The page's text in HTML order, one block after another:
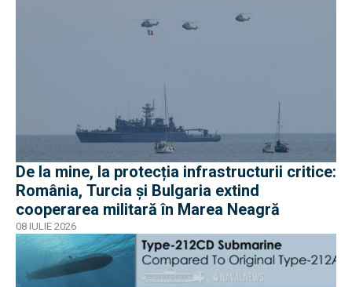
De la mine, la protecția infrastructurii critice:
România, Turcia și Bulgaria extind
cooperarea militară în Marea Neagră
08 IULIE 2026